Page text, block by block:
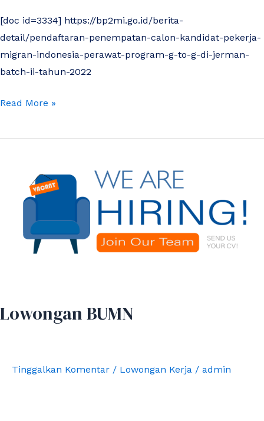
[doc id=3334] https://bp2mi.go.id/berita-
detail/pendaftaran-penempatan-calon-kandidat-pekerja-
migran-indonesia-perawat-program-g-to-g-di-jerman-
batch-ii-tahun-2022
Read More »
Lowongan BUMN
Tinggalkan Komentar / Lowongan Kerja / admin